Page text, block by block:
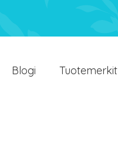
Blogi Tuotemerkit